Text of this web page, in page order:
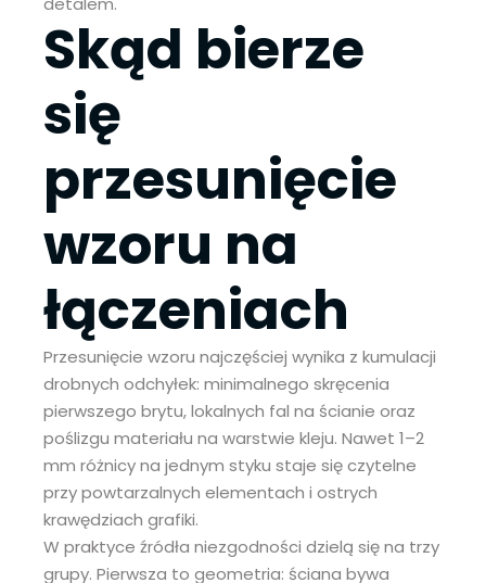
Skąd bierze
się
przesunięcie
wzoru na
łączeniach
Przesunięcie wzoru najczęściej wynika z kumulacji
drobnych odchyłek: minimalnego skręcenia
pierwszego brytu, lokalnych fal na ścianie oraz
poślizgu materiału na warstwie kleju. Nawet 1–2
mm różnicy na jednym styku staje się czytelne
przy powtarzalnych elementach i ostrych
krawędziach grafiki.
W praktyce źródła niezgodności dzielą się na trzy
grupy. Pierwsza to geometria: ściana bywa